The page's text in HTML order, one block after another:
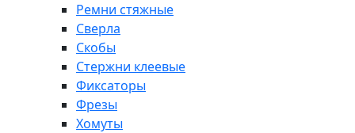
Ремни стяжные
Сверла
Скобы
Стержни клеевые
Фиксаторы
Фрезы
Хомуты